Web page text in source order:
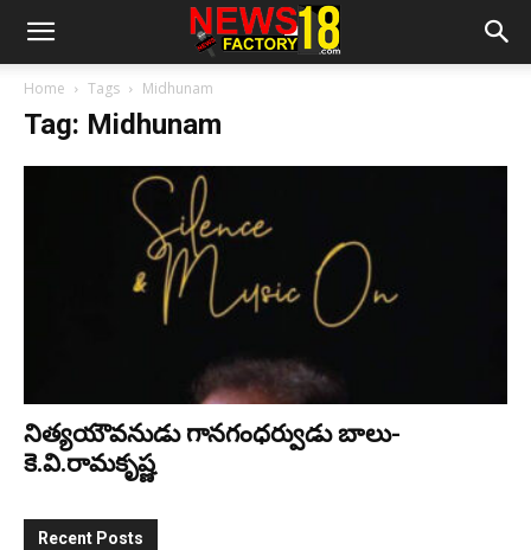
Home Tags Midhunam
Tag: Midhunam
నిత్య‌యౌవ‌నుడు గాన‌గంధ‌ర్వుడు బాలు-
కె.వి.రామకృష్ణ
Recent Posts